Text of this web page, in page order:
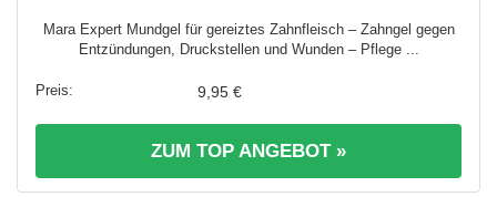
Mara Expert Mundgel für gereiztes Zahnfleisch – Zahngel gegen
Entzündungen, Druckstellen und Wunden – Pflege ...
9,95 €
ZUM TOP ANGEBOT »